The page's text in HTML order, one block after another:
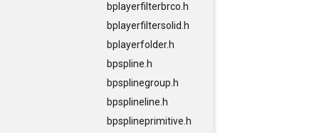
bplayerfilterbrco.h
bplayerfiltersolid.h
bplayerfolder.h
bpspline.h
bpsplinegroup.h
bpsplineline.h
bpsplineprimitive.h